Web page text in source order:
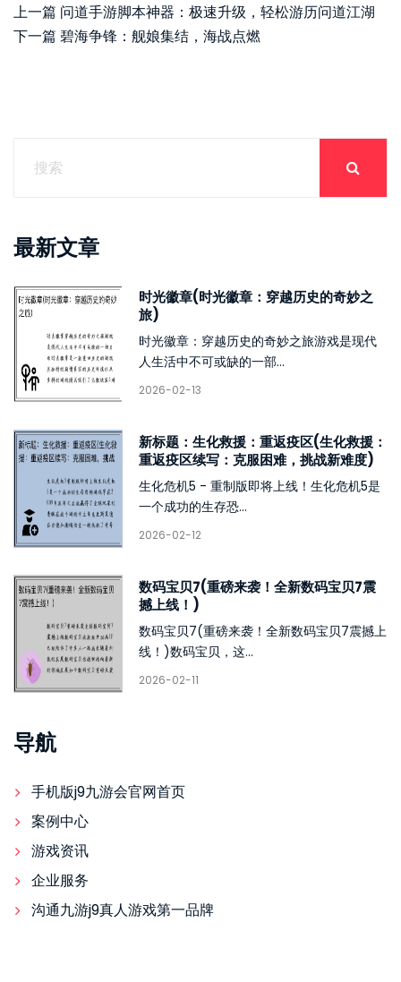
上一篇 问道手游脚本神器：极速升级，轻松游历问道江湖
下一篇 碧海争锋：舰娘集结，海战点燃
最新文章
时光徽章(时光徽章：穿越历史的奇妙之
旅)
时光徽章：穿越历史的奇妙之旅游戏是现代
人生活中不可或缺的一部...
2026-02-13
新标题：生化救援：重返疫区(生化救援：
重返疫区续写：克服困难，挑战新难度)
生化危机5 - 重制版即将上线！生化危机5是
一个成功的生存恐...
2026-02-12
数码宝贝7(重磅来袭！全新数码宝贝7震
撼上线！)
数码宝贝7(重磅来袭！全新数码宝贝7震撼上
线！)数码宝贝，这...
2026-02-11
导航
手机版j9九游会官网首页
案例中心
游戏资讯
企业服务
沟通九游j9真人游戏第一品牌